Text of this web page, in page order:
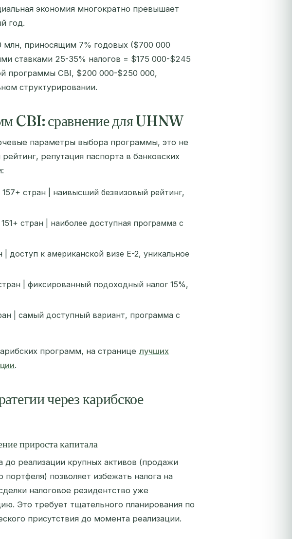
экономия многократно превышает
год.
приносящим 7% годовых ($700 000
ставками 25-35% налогов = $175 000-$245
программы CBI, $200 000-$250 000,
структурировании.
CBI: сравнение для UHNW
параметры выбора программы, это не
репутация паспорта в банковских
стран | наивысший безвизовый рейтинг,
стран | наиболее доступная программа с
| доступ к американской визе E-2, уникальное
| фиксированный подоходный налог 15%,
| самый доступный вариант, программа с
программ, на странице лучших
.
через карибское
прироста капитала
до реализации крупных активов (продажи
портфеля) позволяет избежать налога на
налоговое резидентство уже
Это требует тщательного планирования по
присутствия до момента реализации.